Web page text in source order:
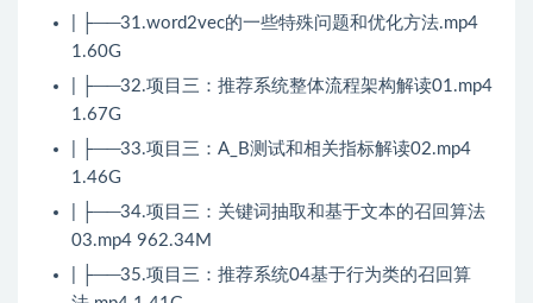
| ├──31.word2vec的一些特殊问题和优化方法.mp4
1.60G
| ├──32.项目三：推荐系统整体流程架构解读01.mp4
1.67G
| ├──33.项目三：A_B测试和相关指标解读02.mp4
1.46G
| ├──34.项目三：关键词抽取和基于文本的召回算法
03.mp4 962.34M
| ├──35.项目三：推荐系统04基于行为类的召回算